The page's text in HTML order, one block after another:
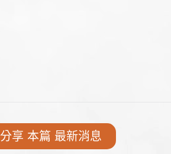
分享 本篇 最新消息